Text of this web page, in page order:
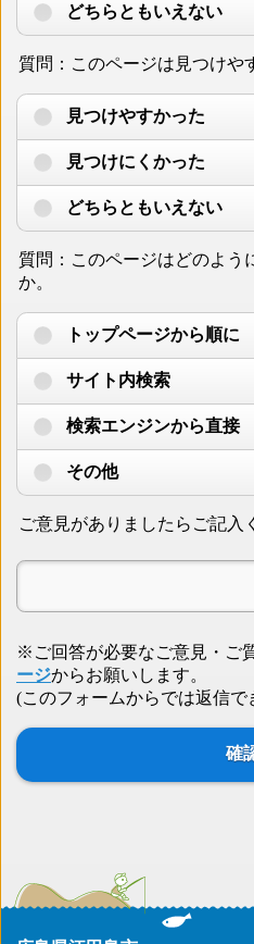
どちらともいえない
質問：このページは見つけや
見つけやすかった
見つけにくかった
どちらともいえない
質問：このページはどのよう
か。
トップページから順に
サイト内検索
検索エンジンから直接
その他
ご意見がありましたらご記入
※ご回答が必要なご意見・ご
ージからお願いします。
(このフォームからでは返信で